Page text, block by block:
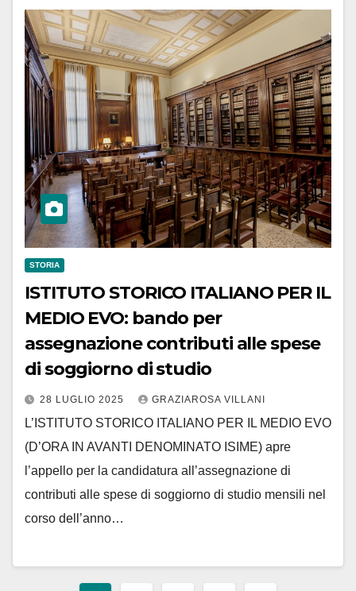
STORIA
ISTITUTO STORICO ITALIANO PER IL
MEDIO EVO: bando per
assegnazione contributi alle spese
di soggiorno di studio
28 LUGLIO 2025 GRAZIAROSA VILLANI
L’ISTITUTO STORICO ITALIANO PER IL MEDIO EVO
(D’ORA IN AVANTI DENOMINATO ISIME) apre
l’appello per la candidatura all’assegnazione di
contributi alle spese di soggiorno di studio mensili nel
corso dell’anno…